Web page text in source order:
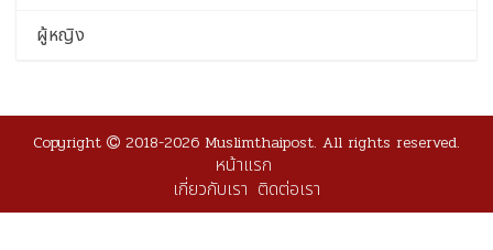
ผู้หญิง
Copyright 2018-2026 Muslimthaipost. All rights reserved.
หน้าแรก
เกี่ยวกับเรา ติดต่อเรา